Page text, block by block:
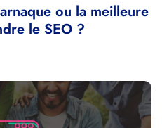
ou la meilleure
le SEO ?